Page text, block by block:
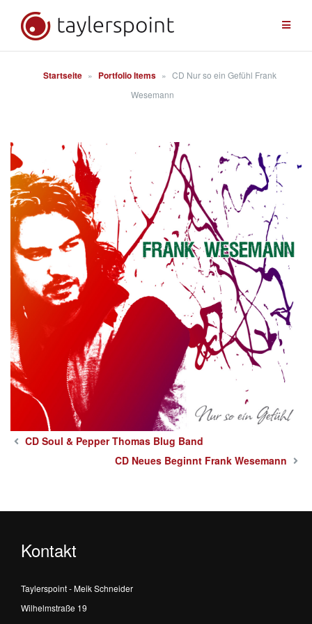
Inhalt
springen
Startseite » Portfolio Items » CD Nur so ein Gefühl Frank
Wesemann
CD Soul & Pepper Thomas Blug Band
CD Neues Beginnt Frank Wesemann
Kontakt
Taylerspoint - Meik Schneider
Wilhelmstraße 19